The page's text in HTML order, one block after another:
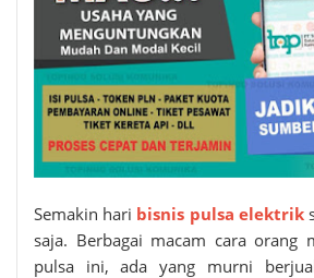
Semakin hari bisnis pulsa elektrik
saja. Berbagai macam cara orang
pulsa ini, ada yang murni